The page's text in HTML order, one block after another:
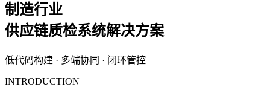
制造行业
供应链质检系统解决方案
低代码构建 · 多端协同 · 闭环管控
INTRODUCTION